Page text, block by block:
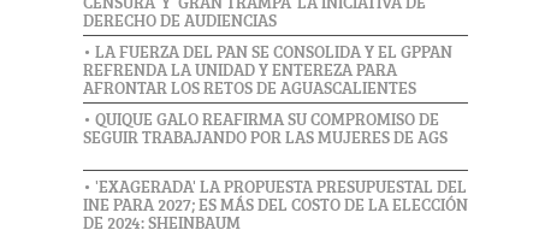
DERECHO DE AUDIENCIAS
• LA FUERZA DEL PAN SE CONSOLIDA Y EL GPPAN
REFRENDA LA UNIDAD Y ENTEREZA PARA
AFRONTAR LOS RETOS DE AGUASCALIENTES
• QUIQUE GALO REAFIRMA SU COMPROMISO DE
SEGUIR TRABAJANDO POR LAS MUJERES DE AGS
• 'EXAGERADA' LA PROPUESTA PRESUPUESTAL DEL
INE PARA 2027; ES MÁS DEL COSTO DE LA ELECCIÓN
DE 2024: SHEINBAUM